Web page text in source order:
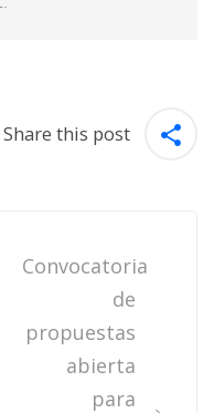
Share this post
Convocatoria
de
propuestas
abierta
para